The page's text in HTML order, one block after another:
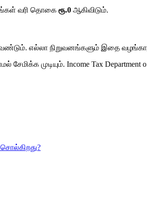
வரி தொகை ரூ.0 ஆகிவிடும்.
எல்லா நிறுவனங்களும் இதை
சேமிக்க முடியும். Income Tax Department